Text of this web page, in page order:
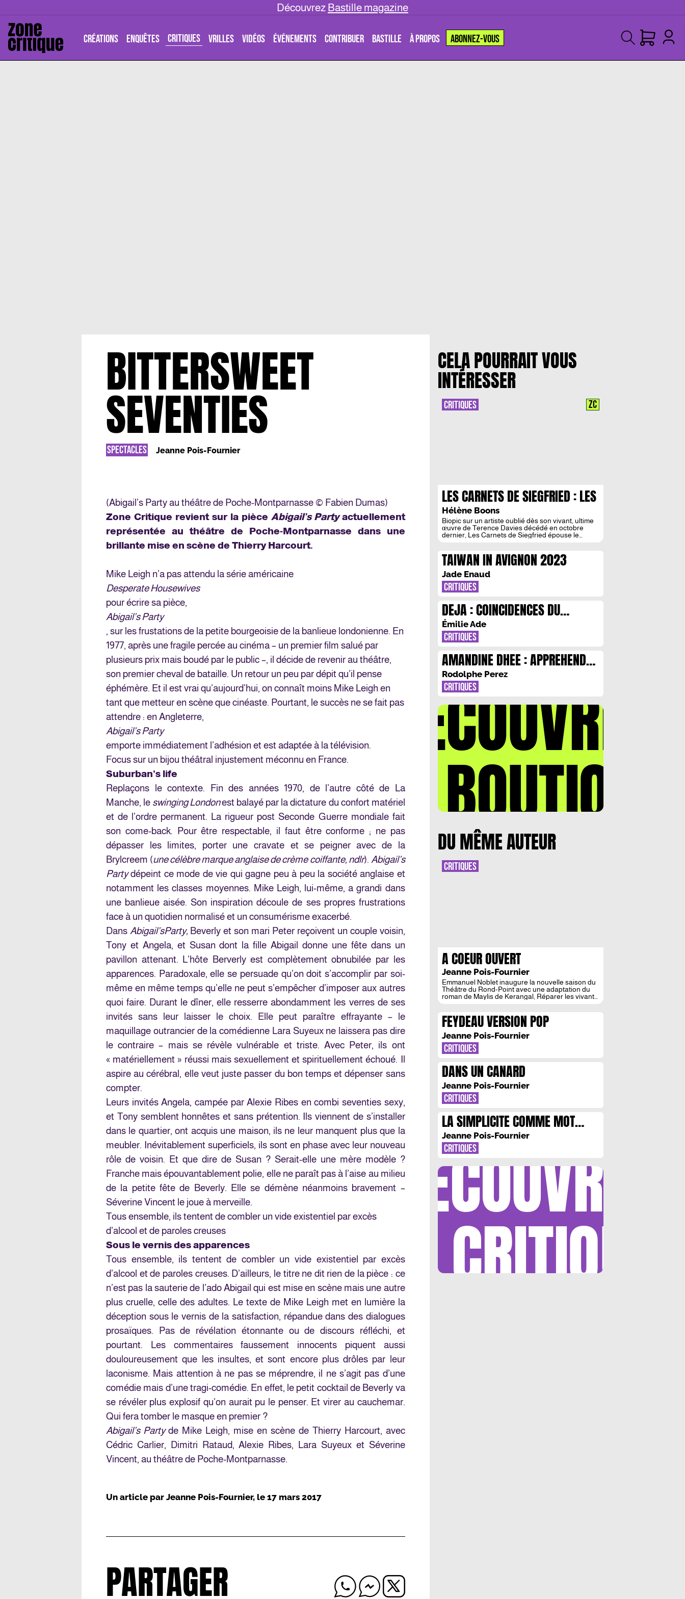
Découvrez Bastille magazine
CRÉATIONS ENQUÊTES CRITIQUES VRILLES VIDÉOS ÉVÉNEMENTS CONTRIBUER BASTILLE À PROPOS ABONNEZ-VOUS
BITTERSWEET
SEVENTIES
SPECTACLES Jeanne Pois-Fournier
(Abigail’s Party au théâtre de Poche-Montparnasse © Fabien Dumas)
Zone Critique revient sur la pièce Abigail’s Partyactuellement
représentée au théâtre de Poche-Montparnasse dans une
brillante mise en scène de Thierry Harcourt.
Mike Leigh n’a pas attendu la série américaine
Desperate Housewives
pour écrire sa pièce,
Abigail’s Party
, sur les frustations de la petite bourgeoisie de la banlieue londonienne. En
1977, après une fragile percée au cinéma – un premier film salué par
plusieurs prix mais boudé par le public –, il décide de revenir au théâtre,
son premier cheval de bataille. Un retour un peu par dépit qu’il pense
éphémère. Et il est vrai qu’aujourd’hui, on connaît moins Mike Leigh en
tant que metteur en scène que cinéaste. Pourtant, le succès ne se fait pas
attendre : en Angleterre,
Abigail’s Party
emporte immédiatement l’adhésion et est adaptée à la télévision.
Focus sur un bijou théâtral injustement méconnu en France.
Suburban’s life
Replaçons le contexte. Fin des années 1970, de l’autre côté de La
Manche, le swinging Londonest balayé par la dictature du confort matériel
et de l’ordre permanent. La rigueur post Seconde Guerre mondiale fait
son come-back. Pour être respectable, il faut être conforme ; ne pas
dépasser les limites, porter une cravate et se peigner avec de la
Brylcreem (une célèbre marque anglaise de crème coiffante, ndlr). Abigail’s
Partydépeint ce mode de vie qui gagne peu à peu la société anglaise et
notamment les classes moyennes. Mike Leigh, lui-même, a grandi dans
une banlieue aisée. Son inspiration découle de ses propres frustrations
face à un quotidien normalisé et un consumérisme exacerbé.
Dans Abigail’sParty, Beverly et son mari Peter reçoivent un couple voisin,
Tony et Angela, et Susan dont la fille Abigail donne une fête dans un
pavillon attenant. L’hôte Berverly est complètement obnubilée par les
apparences. Paradoxale, elle se persuade qu’on doit s’accomplir par soi-
même en même temps qu’elle ne peut s’empêcher d’imposer aux autres
quoi faire. Durant le dîner, elle resserre abondamment les verres de ses
invités sans leur laisser le choix. Elle peut paraître effrayante – le
maquillage outrancier de la comédienne Lara Suyeux ne laissera pas dire
le contraire – mais se révèle vulnérable et triste. Avec Peter, ils ont
« matériellement » réussi mais sexuellement et spirituellement échoué. Il
aspire au cérébral, elle veut juste passer du bon temps et dépenser sans
compter.
Leurs invités Angela, campée par Alexie Ribes en combi seventies sexy,
et Tony semblent honnêtes et sans prétention. Ils viennent de s’installer
dans le quartier, ont acquis une maison, ils ne leur manquent plus que la
meubler. Inévitablement superficiels, ils sont en phase avec leur nouveau
rôle de voisin. Et que dire de Susan ? Serait-elle une mère modèle ?
Franche mais épouvantablement polie, elle ne paraît pas à l’aise au milieu
de la petite fête de Beverly. Elle se démène néanmoins bravement –
Séverine Vincent le joue à merveille.
Tous ensemble, ils tentent de combler un vide existentiel par excès
d’alcool et de paroles creuses
Sous le vernis des apparences
Tous ensemble, ils tentent de combler un vide existentiel par excès
d’alcool et de paroles creuses. D’ailleurs, le titre ne dit rien de la pièce : ce
n’est pas la sauterie de l’ado Abigail qui est mise en scène mais une autre
plus cruelle, celle des adultes. Le texte de Mike Leigh met en lumière la
déception sous le vernis de la satisfaction, répandue dans des dialogues
prosaïques. Pas de révélation étonnante ou de discours réfléchi, et
pourtant. Les commentaires faussement innocents piquent aussi
douloureusement que les insultes, et sont encore plus drôles par leur
laconisme. Mais attention à ne pas se méprendre, il ne s’agit pas d’une
comédie mais d’une tragi-comédie. En effet, le petit cocktail de Beverly va
se révéler plus explosif qu’on aurait pu le penser. Et virer au cauchemar.
Qui fera tomber le masque en premier ?
Abigail’s Partyde Mike Leigh, mise en scène de Thierry Harcourt, avec
Cédric Carlier, Dimitri Rataud, Alexie Ribes, Lara Suyeux et Séverine
Vincent, au théâtre de Poche-Montparnasse.
Un article par Jeanne Pois-Fournier, le 17 mars 2017
PARTAGER
CELA POURRAIT VOUS
INTÉRESSER
LES CARNETS DE SIEGFRIED : LES
SANGLOTS SONT ETERNELS
Hélène Boons
Biopic sur un artiste oublié dès son vivant, ultime
œuvre de Terence Davies décédé en octobre
dernier, Les Carnets de Siegfried épouse le
Emily Dickinson (Cynthia Nixon) dans A Quiet
Passion (2016), pénultième film de Terence Davies.
Le réalisateur et […]
CRITIQUES ZC
TAIWAN IN AVIGNON 2023
Jade Enaud
CRITIQUES
DEJA : COINCIDENCES DU
SENSIBLE
Émilie Ade
CRITIQUES
AMANDINE DHEE : APPREHENDER
LA MORT
Rodolphe Perez
CRITIQUES
DÉCOUVREZ
LA BOUTIQUE
DU MÊME AUTEUR
A COEUR OUVERT
Jeanne Pois-Fournier
Emmanuel Noblet inaugure la nouvelle saison du
Théâtre du Rond-Point avec une adaptation du
roman de Maylis de Kerangal, Réparer les vivants.
phrase dans Platonov de Tchékhov. Maylis de
Kérangal s’en est servi pour intituler Réparer les
vivants, un […]
CRITIQUES
FEYDEAU VERSION POP
Jeanne Pois-Fournier
CRITIQUES
DANS UN CANARD
Jeanne Pois-Fournier
CRITIQUES
LA SIMPLICITE COMME MOT
D’ORDRE
Jeanne Pois-Fournier
CRITIQUES
DÉCOUVRIR
LES